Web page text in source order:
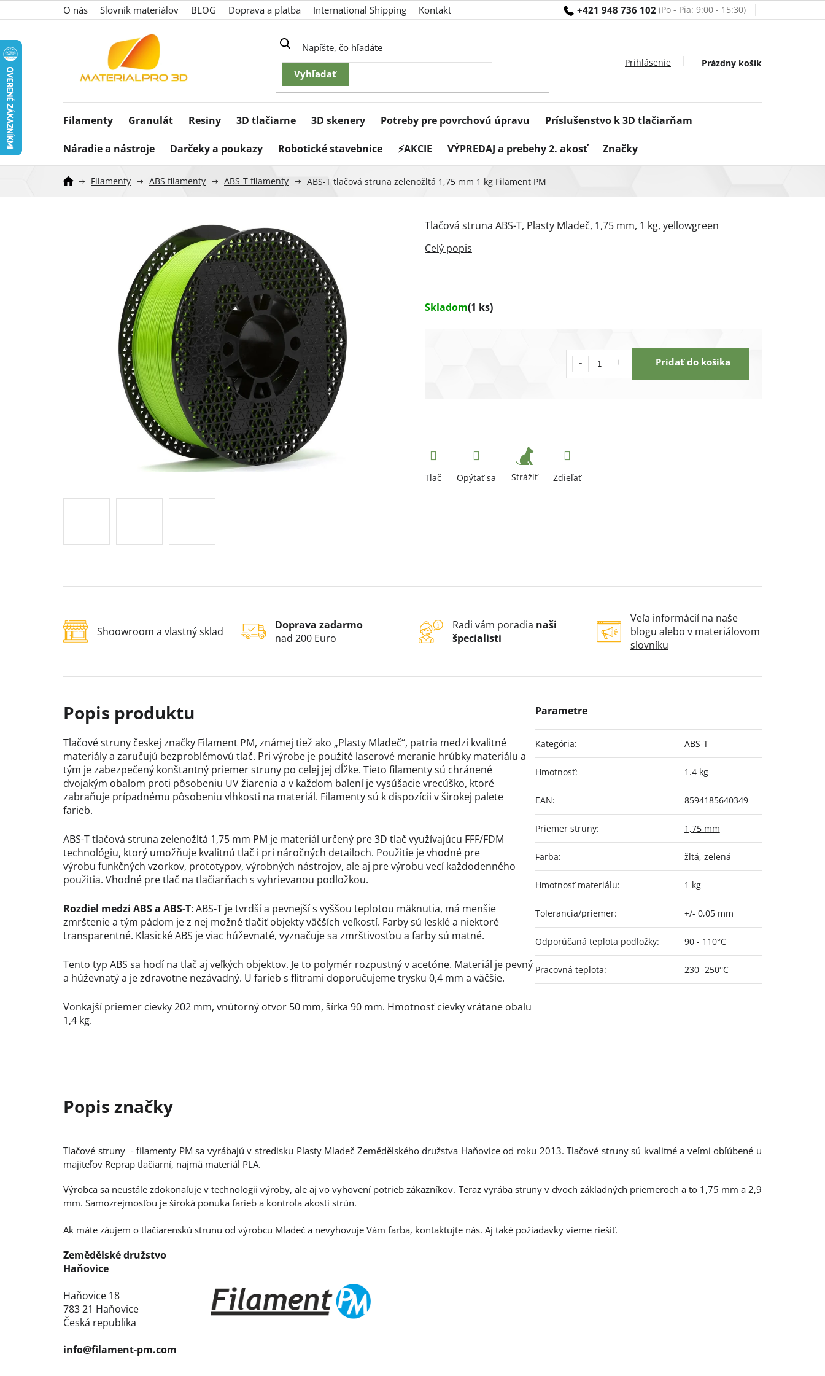
na
+421 948 736 102
O nás Slovník materiálov BLOG Doprava a platba International Shipping Kontakt
Nákupný
Prázdny košík
Filamenty Granulát Resiny 3D tlačiarne 3D skenery Potreby pre povrchovú úpravu Príslušenstvo k 3D tlačiarňam
Náradie a nástroje Darčeky a poukazy Robotické stavebnice ⚡AKCIE VÝPREDAJ a prebehy 2. akosť Značky
Filamenty ABS filamenty ABS-T filamenty ABS-T tlačová struna zelenožltá 1,75 mm 1 kg Filament PM
Skladom(1 ks)
Pridať do košíka
Tlačová struna ABS-T, Plasty Mladeč, 1,75 mm, 1 kg, yellowgreen
Tlač Opýtať sa Strážiť Zdieľať
Shoowroom a vlastný sklad
Doprava zadarmo
nad 200 Euro
Radi vám poradia naši
špecialisti
Veľa informácií na naše
blogu alebo v materiálovom
slovníku
Tlačové struny českej značky Filament PM, známej tiež ako „Plasty Mladeč“, patria medzi kvalitné
materiály a zaručujú bezproblémovú tlač. Pri výrobe je použité laserové meranie hrúbky materiálu a
tým je zabezpečený konštantný priemer struny po celej jej dĺžke. Tieto filamenty sú chránené
dvojakým obalom proti pôsobeniu UV žiarenia a v každom balení je vysúšacie vrecúško, ktoré
zabraňuje prípadnému pôsobeniu vlhkosti na materiál. Filamenty sú k dispozícii v širokej palete
farieb.
ABS-T tlačová struna zelenožltá 1,75 mm PM je materiál určený pre 3D tlač využívajúcu FFF/FDM
technológiu, ktorý umožňuje kvalitnú tlač i pri náročných detailoch. Použitie je vhodné pre
výrobu funkčných vzorkov, prototypov, výrobných nástrojov, ale aj pre výrobu vecí každodenného
použitia. Vhodné pre tlač na tlačiarňach s vyhrievanou podložkou.
Rozdiel medzi ABS a ABS-T: ABS-T je tvrdší a pevnejší s vyššou teplotou mäknutia, má menšie
zmrštenie a tým pádom je z nej možné tlačiť objekty väčších veľkostí. Farby sú lesklé a niektoré
transparentné. Klasické ABS je viac húževnaté, vyznačuje sa zmrštivosťou a farby sú matné.
Tento typ ABS sa hodí na tlač aj veľkých objektov. Je to polymér rozpustný v acetóne. Materiál je pevný
a húževnatý a je zdravotne nezávadný. U farieb s flitrami doporučujeme trysku 0,4 mm a väčšie.
Vonkajší priemer cievky 202 mm, vnútorný otvor 50 mm, šírka 90 mm. Hmotnosť cievky vrátane obalu
1,4 kg.
Kategória: ABS-T
Hmotnosť: 1.4 kg
EAN: 8594185640349
Priemer struny: 1,75 mm
Farba: žltá, zelená
Hmotnosť materiálu: 1 kg
Tolerancia/priemer: +/- 0,05 mm
Odporúčaná teplota podložky: 90 - 110°C
Pracovná teplota: 230 -250°C
Tlačové struny - filamenty PM sa vyrábajú v stredisku Plasty Mladeč Zemědělského družstva Haňovice od roku 2013. Tlačové struny sú kvalitné a veľmi obľúbené u
majiteľov Reprap tlačiarní, najmä materiál PLA.
Výrobca sa neustále zdokonaľuje v technologii výroby, ale aj vo vyhovení potrieb zákazníkov. Teraz vyrába struny v dvoch základných priemeroch a to 1,75 mm a 2,9
mm. Samozrejmosťou je široká ponuka farieb a kontrola akosti strún.
Ak máte záujem o tlačiarenskú strunu od výrobcu Mladeč a nevyhovuje Vám farba, kontaktujte nás. Aj také požiadavky vieme riešiť.
Zemědělské družstvo
Haňovice
Haňovice 18
783 21 Haňovice
Česká republika
info@filament-pm.com